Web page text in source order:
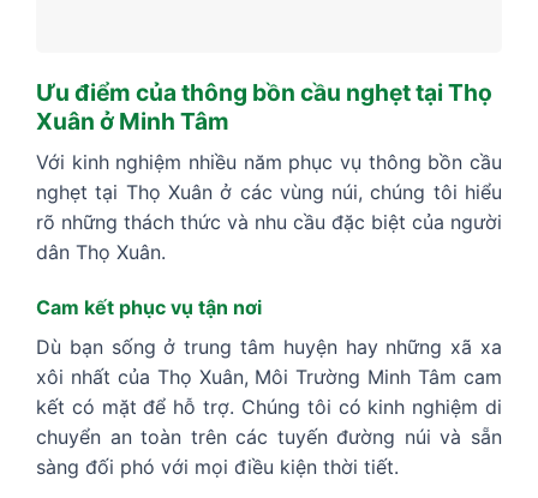
Ưu điểm của thông bồn cầu nghẹt tại Thọ
Xuân ở Minh Tâm
Với kinh nghiệm nhiều năm phục vụ thông bồn cầu
nghẹt tại Thọ Xuân ở các vùng núi, chúng tôi hiểu
rõ những thách thức và nhu cầu đặc biệt của người
dân Thọ Xuân.
Cam kết phục vụ tận nơi
Dù bạn sống ở trung tâm huyện hay những xã xa
xôi nhất của Thọ Xuân, Môi Trường Minh Tâm cam
kết có mặt để hỗ trợ. Chúng tôi có kinh nghiệm di
chuyển an toàn trên các tuyến đường núi và sẵn
sàng đối phó với mọi điều kiện thời tiết.